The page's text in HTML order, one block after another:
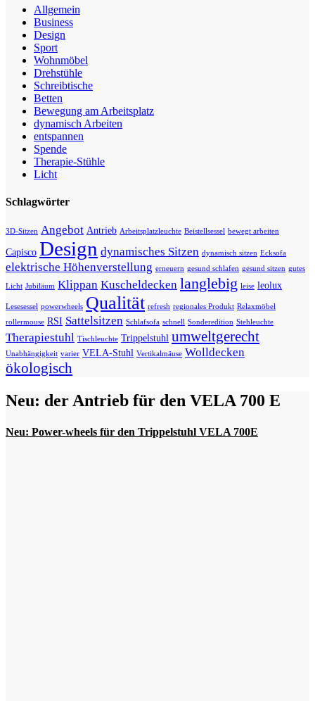
Allgemein
Business
Design
Sport
Wohnmöbel
Drehstühle
Schreibtische
Betten
Bewegung am Arbeitsplatz
dynamisch Arbeiten
entspannen
Spende
Therapie-Stühle
Licht
Schlagwörter
3D-Sitzen Angebot Antrieb Arbeitsplatzleuchte Beistellsessel bewegt arbeiten
Capisco Design dynamisches Sitzen dynamisch sitzen Ecksofa
elektrische Höhenverstellung erneuern gesund schlafen gesund sitzen gutes
Licht Jubiläum Klippan Kuscheldecken langlebig leise leolux
Lesesessel powerwheels Qualität refresh regionales Produkt Relaxmöbel
rollermouse RSI Sattelsitzen Schlafsofa schnell Sonderedition Stehleuchte
Therapiestuhl Tischleuchte Trippelstuhl umweltgerecht
Unabhängigkeit varier VELA-Stuhl Vertikalmäuse Wolldecken
ökologisch
Neu: der Antrieb für den VELA 700 E
Neu: Power-wheels für den Trippelstuhl VELA 700E